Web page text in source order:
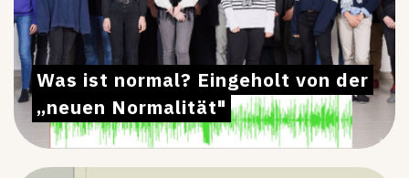
Was ist normal? Eingeholt von der
„neuen Normalität"